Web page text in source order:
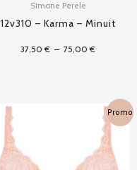
Simone Perele
12v310 – Karma – Minuit
37,50€ – 75,00€
Promo
Plage
de
prix :
35,00 €
à
70,00 €